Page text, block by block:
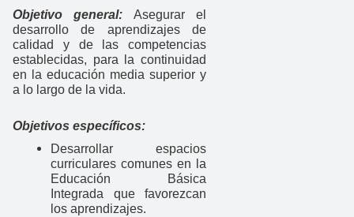
Objetivo general: Asegurar el
desarrollo de aprendizajes de
calidad y de las competencias
establecidas, para la continuidad
en la educación media superior y
a lo largo de la vida.
Objetivos específicos:
Desarrollar espacios
curriculares comunes en la
Educación Básica
Integrada que favorezcan
los aprendizajes.